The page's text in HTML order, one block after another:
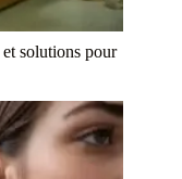
et solutions pour